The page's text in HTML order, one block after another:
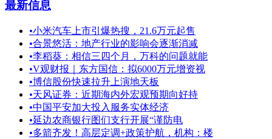
最新信息
•小米汽车上市引爆热搜，21.6万元起售
•合景悠活：地产行业的影响会逐渐消减
•李稻葵：相信三四个月，万科的问题就能
•V观财报｜东方国信：拟6000万元增资视
•博信股份快速拉升上演地天板
•天风证券：近期海内外宏观预期向好持
•中国平安加大投入服务实体经济
•延边农商银行图们支行开展“谨防电
•多箭齐发！高层定调+政策护航，机构：楼